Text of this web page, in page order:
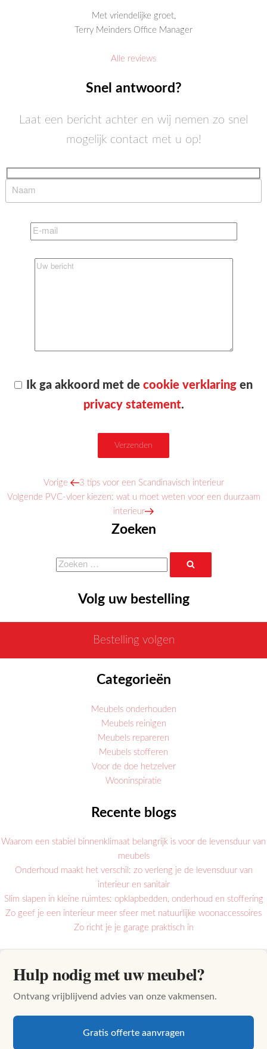
Met vriendelijke groet,
Terry Meinders Office Manager
Alle reviews
Snel antwoord?
Laat een bericht achter en wij nemen zo snel
mogelijk contact met u op!
Ik ga akkoord met decookie verklaring en
privacy statement.
BerichtVorig
bericht
Vorige
3 tips voor een Scandinavisch interieur
Volgend
Volgende PVC-vloer kiezen: wat u moet weten voor een duurzaam
interieur
Zoeken
Zoeken
naar:
Volg uw bestelling
Bestelling volgen
Categorieën
Meubels onderhouden
Meubels reinigen
Meubels repareren
Meubels stofferen
Voor de doe hetzelver
Wooninspiratie
Recente blogs
Waarom een stabiel binnenklimaat belangrijk is voor de levensduur van
meubels
Onderhoud maakt het verschil: zo verleng je de levensduur van
interieur en sanitair
Slim slapen in kleine ruimtes: opklapbedden, onderhoud en stoffering
Zo geef je een interieur meer sfeer met natuurlijke woonaccessoires
Zo richt je je garage praktisch in
Hulp nodig met uw meubel?
Ontvang vrijblijvend advies van onze vakmensen.
Gratis offerte aanvragen